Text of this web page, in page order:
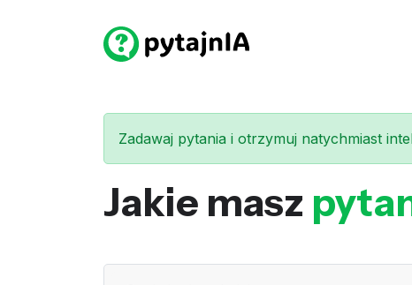
Zadawaj pytania i otrzymuj natychmiast
Jakie masz